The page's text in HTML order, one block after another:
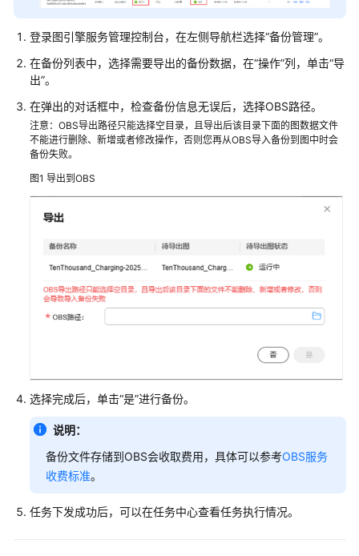
户
南
如
何
使
用
图
服
务
备
工
管
理
准
备
并
导
登录图引擎服务管理控制台，在左侧导航栏选择“备份管理”。
在备份列表中，选择需要导出的备份数据，在“操作”列，单击“导
出”。
在弹出的对话框中，检查备份信息无误后，选择OBS路径。
注意：OBS导出路径只能选择空目录，且导出后该目录下面的图数据文件
不能进行删除、新增或者修改操作，否则您再从OBS导入备份到图中时会
备份失败。
图1 导出到OBS
选择完成后，单击“是”进行备份。
说明：
备份文件存储到OBS会收取费用，具体可以参考OBS服务
收费标准。
任务下发成功后，可以在任务中心查看任务执行情况。